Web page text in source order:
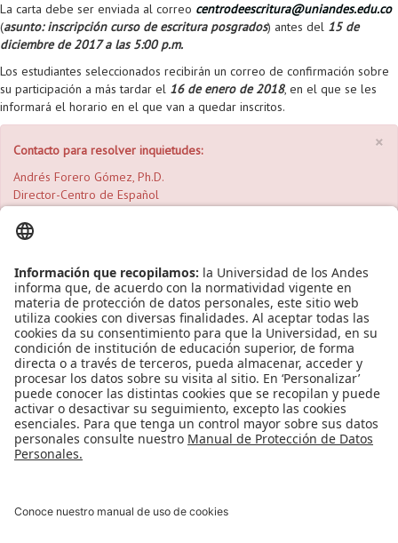
La carta debe ser enviada al correo centrodeescritura@uniandes.edu.co
(asunto: inscripción curso de escritura posgrados) antes del 15 de
diciembre de 2017 a las 5:00 p.m.
Los estudiantes seleccionados recibirán un correo de confirmación sobre
su participación a más tardar el 16de enero de 2018, en el que se les
informará el horario en el que van a quedar inscritos.
×
Contacto para resolver inquietudes:
Andrés Forero Gómez, Ph.D.
Director-Centro de Español
Leído4887TiempoÚltima modificación Martes, 07 Noviembre 2017 10:45
Publicado en
Noticias
Etiquetado bajo
curso escritura posgrado maestria
Lenguas y
Cultura
Centro de español doctorado
Más en esta categoría
« Convocatoria laboral: Desarrollador JAVA en
la Facultad de Educación.